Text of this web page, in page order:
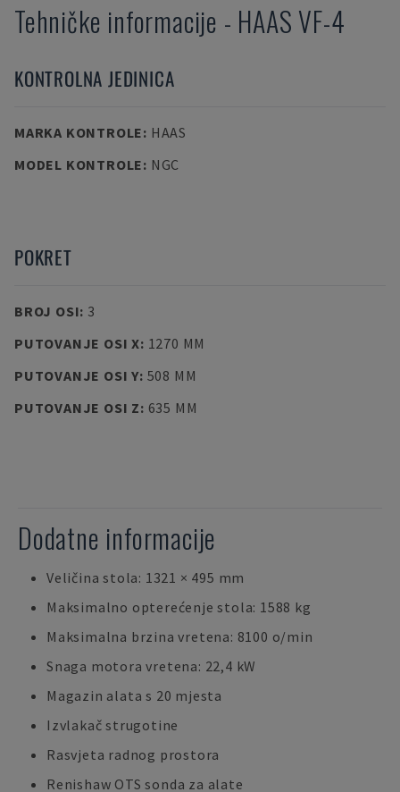
Tehničke informacije - HAAS VF-4
KONTROLNA JEDINICA
MARKA KONTROLE: HAAS
MODEL KONTROLE: NGC
POKRET
BROJ OSI: 3
PUTOVANJE OSI X: 1270 MM
PUTOVANJE OSI Y: 508 MM
PUTOVANJE OSI Z: 635 MM
Dodatne informacije
Veličina stola: 1321 × 495 mm
Maksimalno opterećenje stola: 1588 kg
Maksimalna brzina vretena: 8100 o/min
Snaga motora vretena: 22,4 kW
Magazin alata s 20 mjesta
Izvlakač strugotine
Rasvjeta radnog prostora
Renishaw OTS sonda za alate